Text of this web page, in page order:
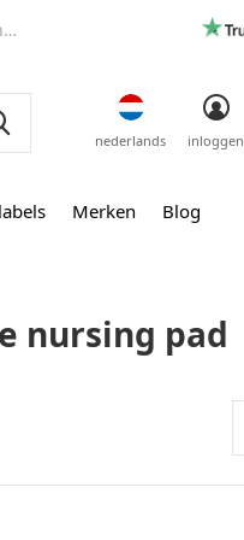
Merken Blog
nederlands inloggen
nursing pad